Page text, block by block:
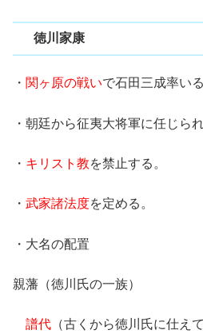
徳川家康
・ 関ヶ原の戦いで石田三成率い
・朝廷から征夷大将軍に任じられ
・ キリスト教を禁止する。
・ 武家諸法度を定める。
・大名の配置
親藩（徳川氏の一族）
譜代 （古くから徳川氏に仕え